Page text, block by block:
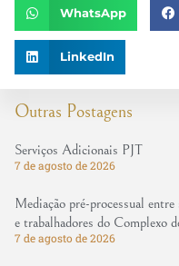
Outras Postagens
Serviços Adicionais PJT
7 de agosto de 2026
Mediação pré-processual
e trabalhadores do Complexo
7 de agosto de 2026
WhatsApp
LinkedIn